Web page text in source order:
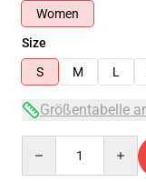
Women
Size
S
M L
Größentabelle